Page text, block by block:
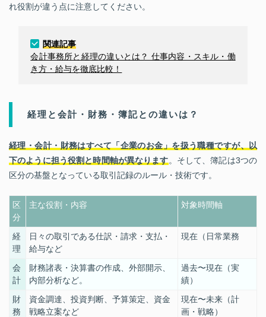
れ役割が違う点に注意してください。
関連記事
会計事務所と経理の違いとは？ 仕事内容・スキル・働
き方・給与を徹底比較！
経理と会計・財務・簿記との違いは？
経理・会計・財務はすべて「企業のお金」を扱う職種ですが、以
下のように担う役割と時間軸が異なります。そして、簿記は3つの
区分の基盤となっている取引記録のルール・技術です。
区
分
主な役割・内容 対象時間軸
経
理
日々の取引である仕訳・請求・支払・
給与など
現在（日常業務
会
計
財務諸表・決算書の作成、外部開示、
内部分析など。
過去〜現在（実
績）
財
務
資金調達、投資判断、予算策定、資金
戦略立案など
現在〜未来（計
画・戦略）